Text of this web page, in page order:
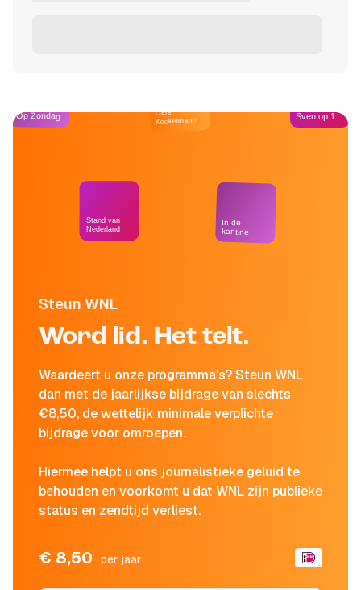
Steun WNL
Word lid. Het telt.
Waardeert u onze programma's? Steun WNL
dan met de jaarlijkse bijdrage van slechts
€8,50, de wettelijk minimale verplichte
bijdrage voor omroepen.
Hiermee helpt u ons journalistieke geluid te
behouden en voorkomt u dat WNL zijn publieke
status en zendtijd verliest.
€ 8,50 per jaar
Op Zondag
Stand van
Nederland
Café
Kockelmann
In de
kantine
Sven op 1